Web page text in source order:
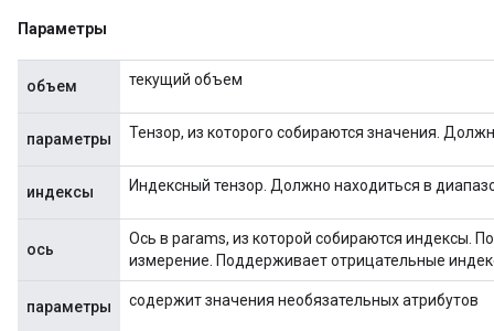
Параметры
объем текущий объем
параметры Тензор, из которого собираются значения.
индексы Индексный тензор. Должно находиться в
ось
Ось в params, из которой собираются индексы.
измерение. Поддерживает отрицательные
параметры содержит значения необязательных атрибутов